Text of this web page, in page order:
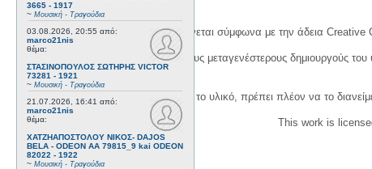
3665 - 1917
~ Μουσική - Τραγούδια
03.08.2026, 20:55 από:
marco21nis
θέμα:
ΣΤΑΣΙΝΟΠΟΥΛΟΣ ΣΩΤΗΡΗΣ VICTOR
73281 - 1921
~ Μουσική - Τραγούδια
21.07.2026, 16:41 από:
marco21nis
θέμα:
ΧΑΤΖΗΑΠΟΣΤΟΛΟΥ ΝΙΚΟΣ- DAJOS
BELA - ODEON AA 79815_9 kai ODEON
82022 - 1922
~ Μουσική - Τραγούδια
Η χρήση του υλικού της σελίδας γίνεται σύμφωνα με την άδεια
1. Να αναφέρετε τον αρχικό και τους μεταγενέστερους δημιουργούς
3. Αν διασκευάσετε με κάθε τρόπο το υλικό, πρέπει πλέον να το
This work is